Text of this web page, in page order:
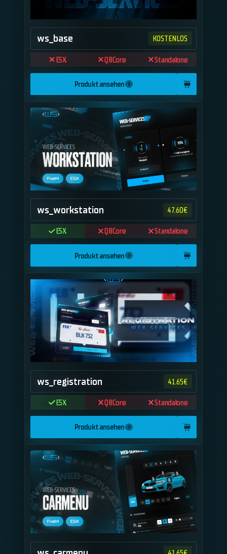
ws_base KOSTENLOS
ESX QBCore Standalone
Produkt ansehen
ws_workstation 47.60€
ESX QBCore Standalone
Produkt ansehen
ws_registration 41.65€
ESX QBCore Standalone
Produkt ansehen